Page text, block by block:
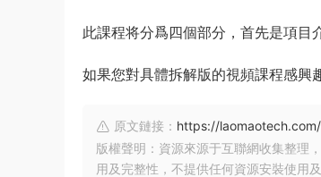
此課程将分爲四個部分，首先是項目
如果您對具體拆解版的視頻課程感興
原文鏈接： https://
版權聲明：資源來源于互聯網收集整理
用及完整性，不提供任何資源安裝使用